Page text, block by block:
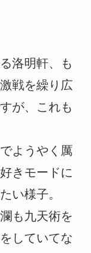
洛明軒、も
戦を繰り広
が、これも
ようやく厲
きモードに
い様子。
も九天術を
していてな